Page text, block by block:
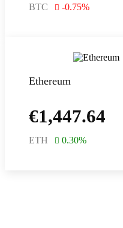
BTC -0.75%
Ethereum
€1,447.64
ETH 0.30%